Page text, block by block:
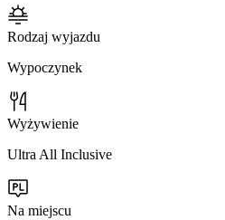
Rodzaj wyjazdu
Wypoczynek
Wyżywienie
Ultra All Inclusive
Na miejscu